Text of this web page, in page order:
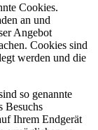
Cookies.
an und
Angebot
Cookies sind
werden und die
so genannte
Besuchs
Ihrem Endgerät